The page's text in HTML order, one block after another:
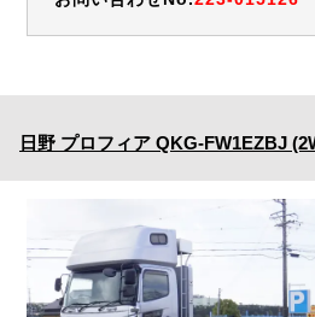
日野 プロフィア QKG-FW1EZBJ